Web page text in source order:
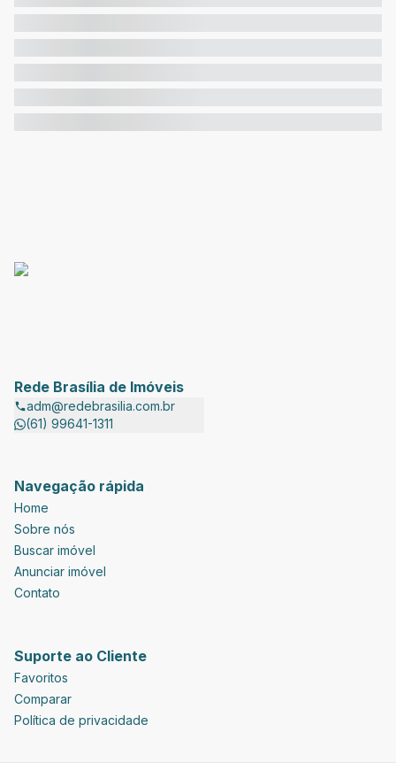
Rede Brasília de Imóveis
adm@redebrasilia.com.br
(61) 99641-1311
Navegação rápida
Home
Sobre nós
Buscar imóvel
Anunciar imóvel
Contato
Suporte ao Cliente
Favoritos
Comparar
Política de privacidade